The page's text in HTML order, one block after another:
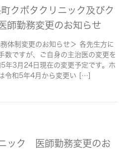
クボタクリニック及びク
師勤務変更のお知らせ
体制変更のお知らせ＞ 各先生方に
数ですが、ご自身の主治医の変更を
年3月24日現在の変更予定です。ホ
令和5年4月から変更い […]
ック 医師勤務変更のお